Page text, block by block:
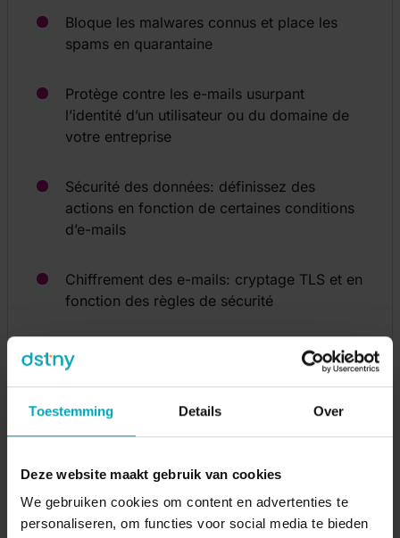
Toestemming Details Over
Deze website maakt gebruik van cookies
We gebruiken cookies om content en advertenties te
personaliseren, om functies voor social media te bieden
Bloque les malwares connus et place les
spams en quarantaine
Protège contre les e-mails usurpant
l’identité d’un utilisateur ou du domaine de
votre entreprise
Sécurité des données: définissez des
actions en fonction de certaines conditions
d’e-mails
Chiffrement des e-mails: cryptage TLS et en
fonction des règles de sécurité